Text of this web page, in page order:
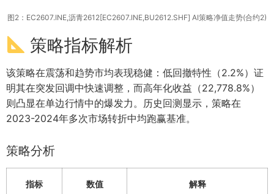
图2：EC2607.INE,沥青2612[EC2607.INE,BU2612.SHF] AI策略净值走势(合约2)
策略指标解析
该策略在震荡和趋势市均表现稳健：低回撤特性（2.2%）证
明其在突发回调中快速调整，而高年化收益（22,778.8%）
则凸显在单边行情中的爆发力。历史回测显示，策略在
2023-2024年多次市场转折中均跑赢基准。
策略分析
指标 数值 解释